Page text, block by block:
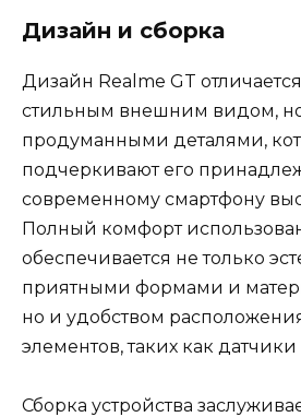
Дизайн и сборка
Дизайн Realme GT
стильным внешним видом,
продуманными деталями,
подчеркивают его
современному смартфону
Полный комфорт
обеспечивается не только
приятными формами и
но и удобством
элементов, таких как
Сборка устройства